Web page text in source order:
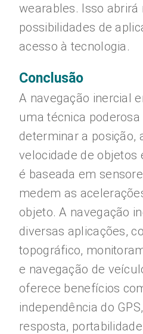
wearables. Isso abrirá
possibilidades de
acesso à tecnologia.
Conclusão
A navegação inercial
uma técnica
determinar a posição,
velocidade de objetos
é baseada em
medem as
objeto. A navegação
diversas aplicações,
topográfico,
e navegação de
oferece benefícios
independência do
resposta,